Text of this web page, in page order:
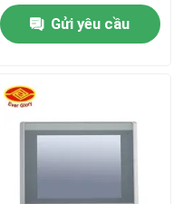
điều khiển từ xa
Gửi yêu cầu